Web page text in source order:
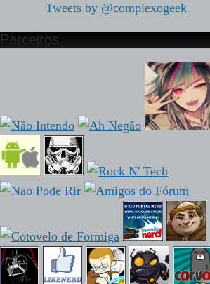
Tweets by @complexogeek
Parceiros